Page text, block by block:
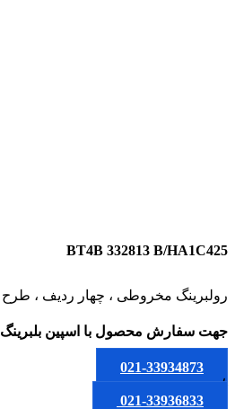
BT4B 332813 B/HA1C425
رولبرینگ مخروطی ، چهار ردیف ، طرح TQI
جهت سفارش محصول با اسپین بلبرینگ
021-33934873
یا
021-33936833